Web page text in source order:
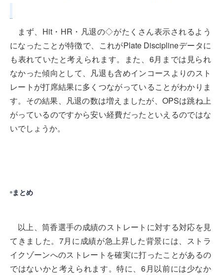
まず、Hit・HR・凡退の◇がたくさん表示されるよう
になったことが特徴で、これがPlate Disciplineデータに
も表れていたと考えられます。また、6月までは見られ
なかった傾向として、凡退も含めインコースよりのスト
レートが打席結果に多くつながっていることがわかりま
す。その結果、凡退の数は増えましたが、OPSは跳ね上
がっているのですから安い経費だったといえるのではな
いでしょうか。
まとめ
以上、筒香選手の成績のストレートに対する対応を見
てきました。7月に成績が急上昇した背景には、ストラ
イクゾーンへのストレートを確実に打ったことがあるの
ではないかと考えられます。特に、6月以前には少なか